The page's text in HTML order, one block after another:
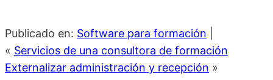
Publicado en: Software para formación
« Servicios de una consultora de formación
Externalizar administración y recepción »